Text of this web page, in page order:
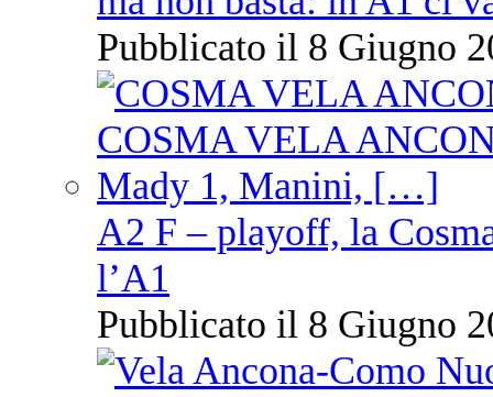
Pubblicato il 8 Giugno
A2 F – playoff, la
l’A1
Pubblicato il 8 Giugno